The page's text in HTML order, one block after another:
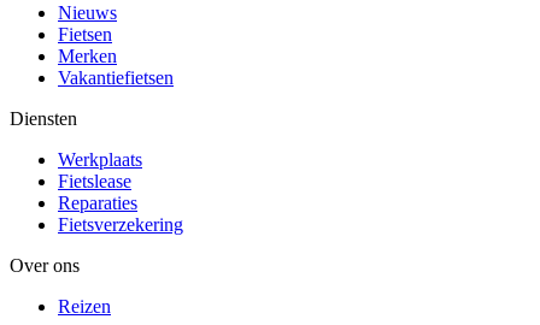
Nieuws
Fietsen
Merken
Vakantiefietsen
Diensten
Werkplaats
Fietslease
Reparaties
Fietsverzekering
Over ons
Reizen